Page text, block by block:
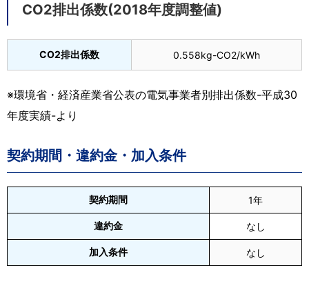
CO2排出係数(2018年度調整値)
CO2排出係数 0.558kg-CO2/kWh
※環境省・経済産業省公表の電気事業者別排出係数-平成30
年度実績-より
契約期間・違約金・加入条件
契約期間 1年
違約金 なし
加入条件 なし